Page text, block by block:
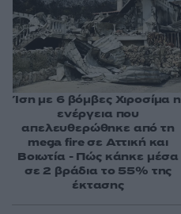
Ίση με 6 βόμβες Χιροσίμα η
ενέργεια που
απελευθερώθηκε από τη
mega fire σε Αττική και
Βοιωτία - Πώς κάηκε μέσα
σε 2 βράδια το 55% της
έκτασης